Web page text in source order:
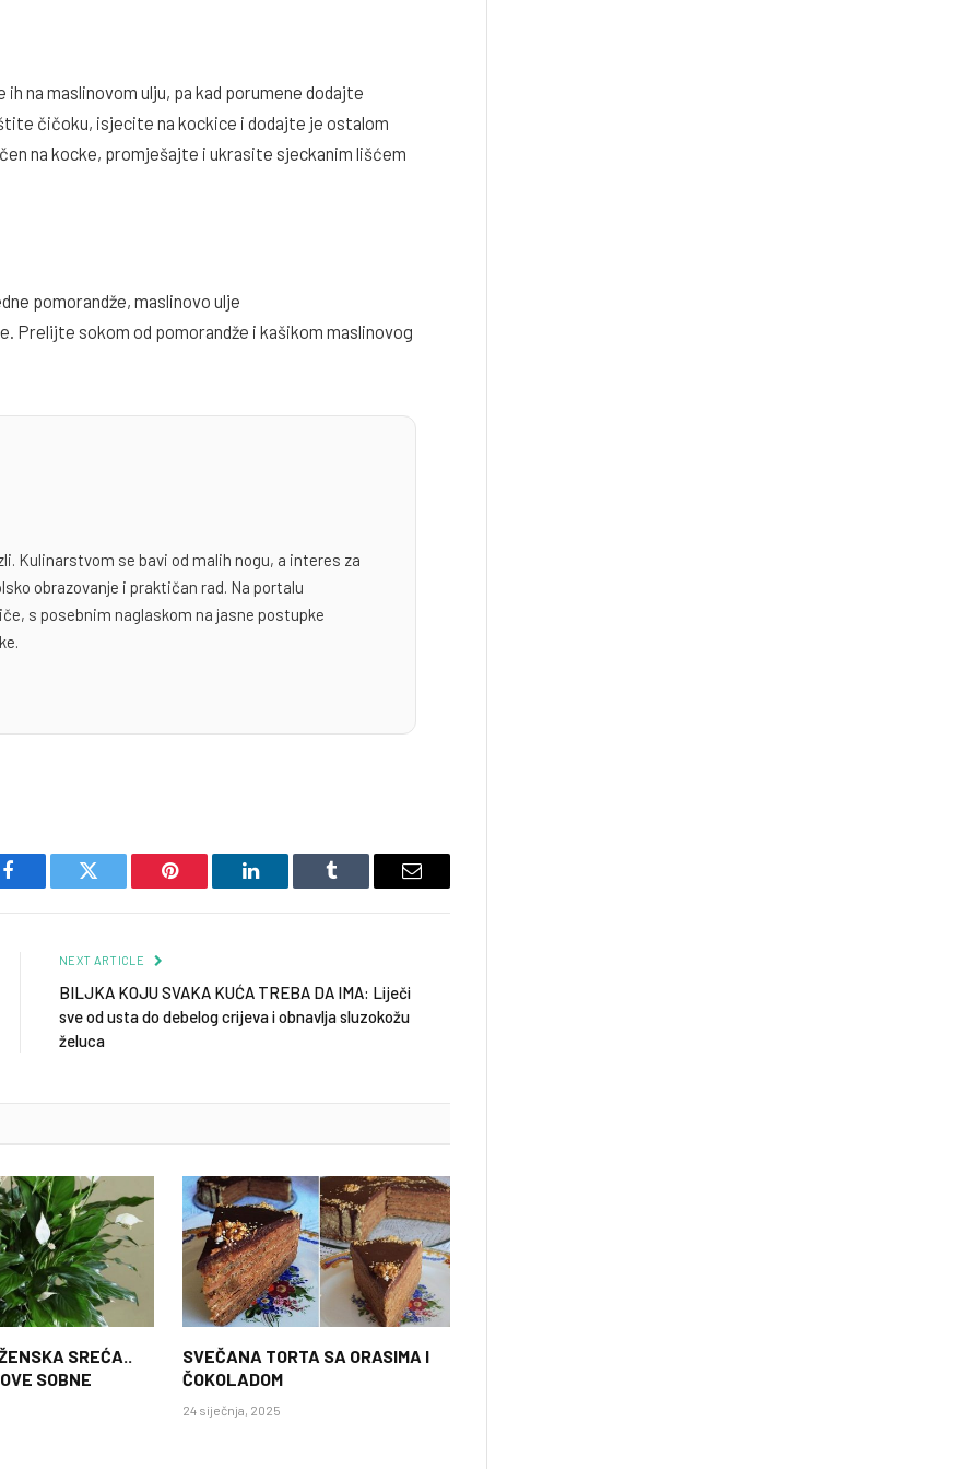
na maslinovom ulju, pa kad porumene dodajte
čičoku, isjecite na kockice i dodajte je ostalom
na kocke, promješajte i ukrasite sjeckanim lišćem
pomorandže, maslinovo ulje
Prelijte sokom od pomorandže i kašikom maslinovog
Kulinarstvom se bavi od malih nogu, a interes za
obrazovanje i praktičan rad. Na portalu
s posebnim naglaskom na jasne postupke
Facebook Twitter Pinterest LinkedIn Tumblr Email
NEXT ARTICLE
BILJKA KOJU SVAKA KUĆA TREBA DA IMA: Liječi
sve od usta do debelog crijeva i obnavlja sluzokožu
želuca
SREĆA..
SOBNE
SVEČANA TORTA SA ORASIMA I
ČOKOLADOM
24 siječnja, 2025